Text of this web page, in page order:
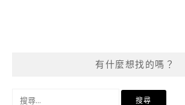
有什麼想找的嗎？